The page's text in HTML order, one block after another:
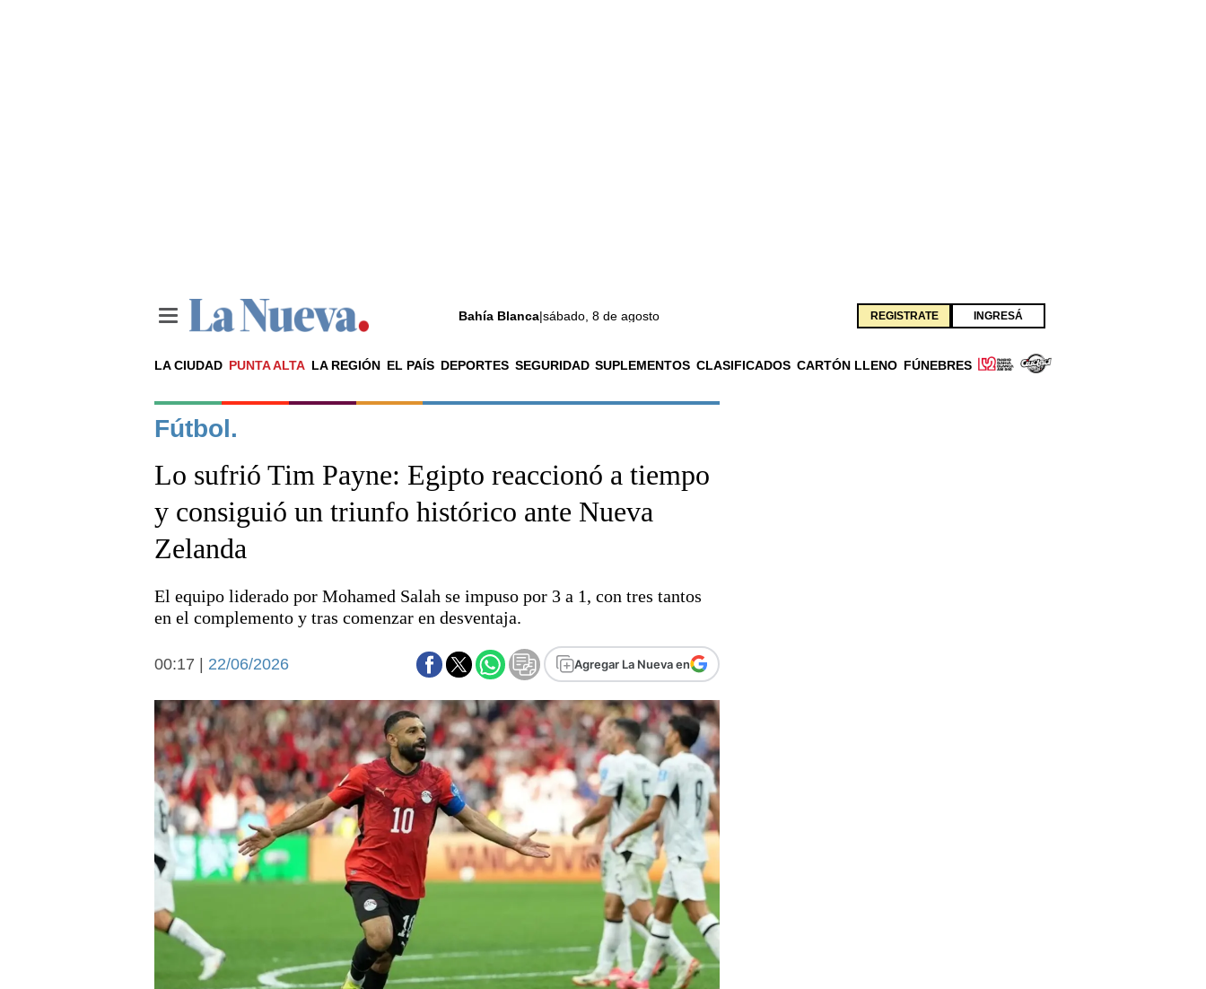
Bahía Blanca|sábado, 8 de agosto REGISTRATE INGRESÁ
LA CIUDAD PUNTA ALTA LA REGIÓN EL PAÍS DEPORTES SEGURIDAD SUPLEMENTOS CLASIFICADOS CARTÓN LLENO FÚNEBRES
Noticias
La ciudad
El país
Seguridad
Liga del Sur
Básquetbol
Federal A
Arte y cultura
Cines
Economía y campo
Economía y finanzas
Con el campo
Espacio empresas
Sociedad y tiempo libre
Sociedad
Tecnología
Turismo
Salud
Es viral
El tiempo
Fúnebres
Fútbol.
Lo sufrió Tim Payne: Egipto reaccionó a tiempo
y consiguió un triunfo histórico ante Nueva
Zelanda
El equipo liderado por Mohamed Salah se impuso por 3 a 1, con tres tantos
en el complemento y tras comenzar en desventaja.
Agregar La Nueva en
00:17 | 22/06/2026